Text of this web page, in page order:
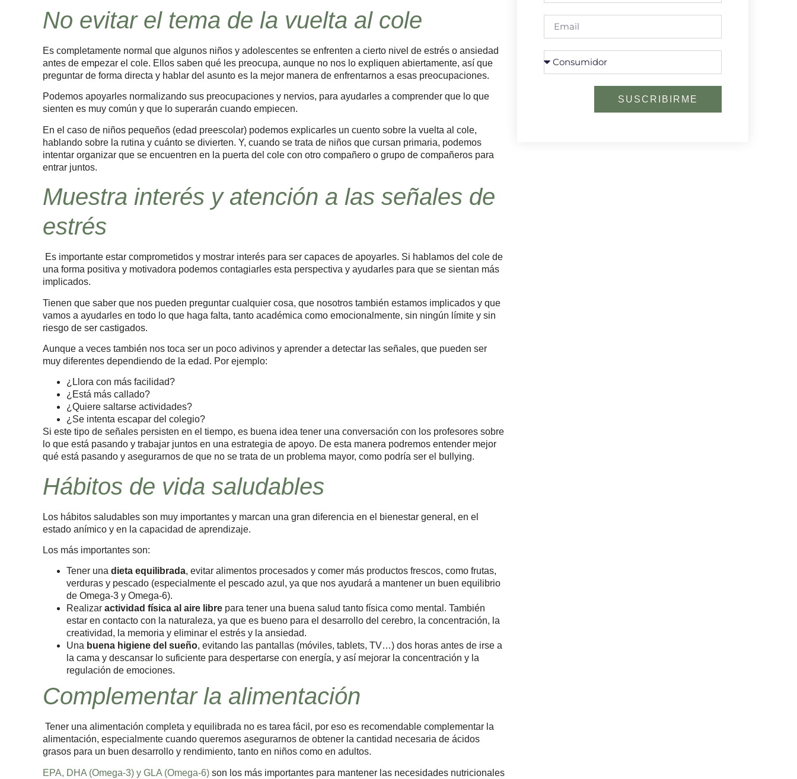
No evitar el tema de la vuelta al cole
Es completamente normal que algunos niños y adolescentes se enfrenten a cierto nivel de estrés o ansiedad
antes de empezar el cole. Ellos saben qué les preocupa, aunque no nos lo expliquen abiertamente, así que
preguntar de forma directa y hablar del asunto es la mejor manera de enfrentarnos a esas preocupaciones.
Podemos apoyarles normalizando sus preocupaciones y nervios, para ayudarles a comprender que lo que
sienten es muy común y que lo superarán cuando empiecen.
En el caso de niños pequeños (edad preescolar) podemos explicarles un cuento sobre la vuelta al cole,
hablando sobre la rutina y cuánto se divierten. Y, cuando se trata de niños que cursan primaria, podemos
intentar organizar que se encuentren en la puerta del cole con otro compañero o grupo de compañeros para
entrar juntos.
Muestra interés y atención a las señales de
estrés
Es importante estar comprometidos y mostrar interés para ser capaces de apoyarles. Si hablamos del cole de
una forma positiva y motivadora podemos contagiarles esta perspectiva y ayudarles para que se sientan más
implicados.
Tienen que saber que nos pueden preguntar cualquier cosa, que nosotros también estamos implicados y que
vamos a ayudarles en todo lo que haga falta, tanto académica como emocionalmente, sin ningún límite y sin
riesgo de ser castigados.
Aunque a veces también nos toca ser un poco adivinos y aprender a detectar las señales, que pueden ser
muy diferentes dependiendo de la edad. Por ejemplo:
¿Llora con más facilidad?
¿Está más callado?
¿Quiere saltarse actividades?
¿Se intenta escapar del colegio?
Si este tipo de señales persisten en el tiempo, es buena idea tener una conversación con los profesores sobre
lo que está pasando y trabajar juntos en una estrategia de apoyo. De esta manera podremos entender mejor
qué está pasando y asegurarnos de que no se trata de un problema mayor, como podría ser el bullying.
Hábitos de vida saludables
Los hábitos saludables son muy importantes y marcan una gran diferencia en el bienestar general, en el
estado anímico y en la capacidad de aprendizaje.
Los más importantes son:
Tener una dieta equilibrada, evitar alimentos procesados y comer más productos frescos, como frutas,
verduras y pescado (especialmente el pescado azul, ya que nos ayudará a mantener un buen equilibrio
de Omega-3 y Omega-6).
Realizar actividad física al aire libre para tener una buena salud tanto física como mental. También
estar en contacto con la naturaleza, ya que es bueno para el desarrollo del cerebro, la concentración, la
creatividad, la memoria y eliminar el estrés y la ansiedad.
Una buena higiene del sueño, evitando las pantallas (móviles, tablets, TV…) dos horas antes de irse a
la cama y descansar lo suficiente para despertarse con energía, y así mejorar la concentración y la
regulación de emociones.
Complementar la alimentación
Tener una alimentación completa y equilibrada no es tarea fácil, por eso es recomendable complementar la
alimentación, especialmente cuando queremos asegurarnos de obtener la cantidad necesaria de ácidos
grasos para un buen desarrollo y rendimiento, tanto en niños como en adultos.
EPA, DHA (Omega-3) y GLA (Omega-6) son los más importantes para mantener las necesidades nutricionales
SUSCRIBIRME